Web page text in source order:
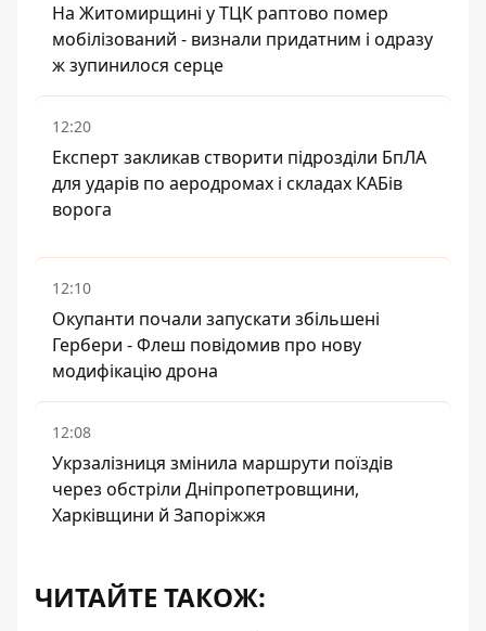
На Житомирщині у ТЦК раптово помер
мобілізований - визнали придатним і одразу
ж зупинилося серце
12:20
Експерт закликав створити підрозділи БпЛА
для ударів по аеродромах і складах КАБів
ворога
12:10
Окупанти почали запускати збільшені
Гербери - Флеш повідомив про нову
модифікацію дрона
12:08
Укрзалізниця змінила маршрути поїздів
через обстріли Дніпропетровщини,
Харківщини й Запоріжжя
ЧИТАЙТЕ ТАКОЖ: